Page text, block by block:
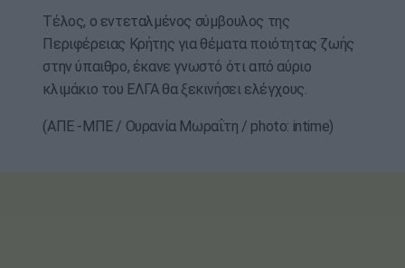
Τέλος, ο εντεταλμένος σύμβουλος της
Περιφέρειας Κρήτης για θέματα ποιότητας ζωής
στην ύπαιθρο, έκανε γνωστό ότι από αύριο
κλιμάκιο του ΕΛΓΑ θα ξεκινήσει ελέγχους.
(ΑΠΕ -ΜΠΕ / Ουρανία Μωραΐτη / photo: intime)